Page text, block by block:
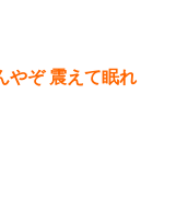
やぞ 震えて眠れ